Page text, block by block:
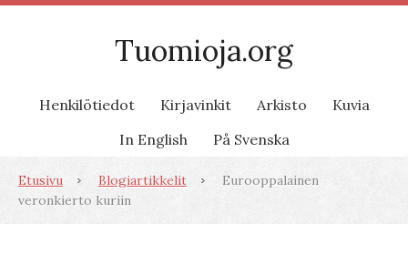
Tuomioja.org
Henkilötiedot Kirjavinkit Arkisto
Kuvia
In English
På Svenska
Etusivu Blogiartikkelit
Eurooppalainen
veronkierto kuriin